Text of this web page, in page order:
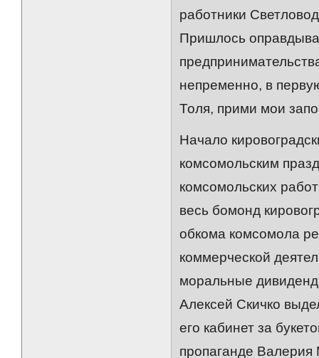
работники
Пришлось
непременно, в
Толя, прими мои
Начало
комсомольским
комсомольских
весь бомонд
обкома комсомола
коммерческой
моральные
Алексей Скичко
его кабинет за
пропаганде